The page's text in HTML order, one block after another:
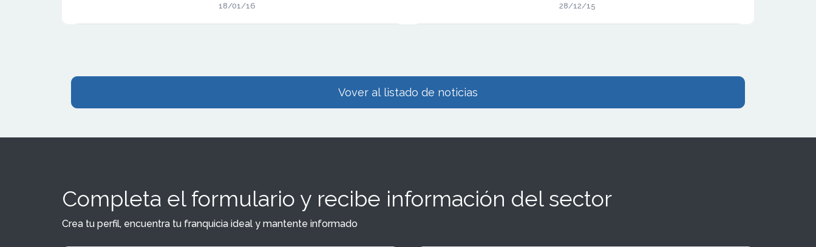
18/01/16
reunido a más de sesenta personas en la
28/12/15
Vover al listado de noticias
Completa el formulario y recibe información del sector
Crea tu perfil, encuentra tu franquicia ideal y mantente informado